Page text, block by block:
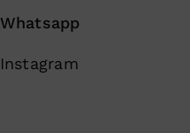
Whatsapp
Instagram